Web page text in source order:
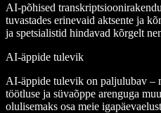
AI-põhised
tuvastades erinevaid aktsente ja
ja spetsialistid hindavad kõrgelt
AI-äppide tulevik
AI-äppide tulevik on paljulubav –
töötluse ja süvaõppe arenguga
olulisemaks osa meie